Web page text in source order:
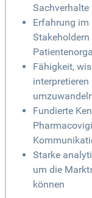
Sachverhalte
Erfahrung im
Fähigkeit,
Fundierte
Starke
um die
können